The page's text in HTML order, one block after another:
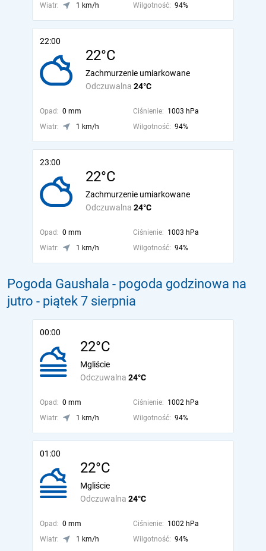
Wiatr:
1 km/h Wilgotność: 94%
22:00
22°C
Odczuwalna 24°C
Zachmurzenie umiarkowane
Opad: 0 mm Ciśnienie: 1003 hPa
Wiatr:
1 km/h Wilgotność: 94%
23:00
22°C
Odczuwalna 24°C
Zachmurzenie umiarkowane
Opad: 0 mm Ciśnienie: 1003 hPa
Wiatr:
1 km/h Wilgotność: 94%
Pogoda Gaushala - pogoda godzinowa na
jutro - piątek 7 sierpnia
00:00
22°C
Odczuwalna 24°C
Mgliście
Opad: 0 mm Ciśnienie: 1002 hPa
Wiatr:
1 km/h Wilgotność: 94%
01:00
22°C
Odczuwalna 24°C
Mgliście
Opad: 0 mm Ciśnienie: 1002 hPa
Wiatr:
1 km/h Wilgotność: 94%